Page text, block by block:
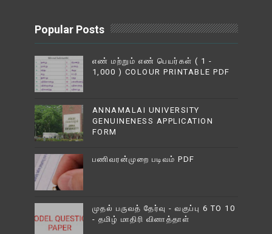
Popular Posts
எண் மற்றும் எண் பெயர்கள் ( 1 -
1,000 ) COLOUR PRINTABLE PDF
ANNAMALAI UNIVERSITY
GENUINENESS APPLICATION
FORM
பணிவரன்முறை படிவம் PDF
முதல் பருவத் தேர்வு - வகுப்பு 6 TO 10
- தமிழ் மாதிரி வினாத்தாள்